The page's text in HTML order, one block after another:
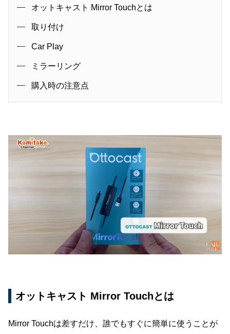
オットキャスト Mirror Touchとは
取り付け
Car Play
ミラーリング
購入時の注意点
オットキャスト Mirror Touchとは
Mirror Touchは差すだけ、誰でもすぐに簡単に使うことが